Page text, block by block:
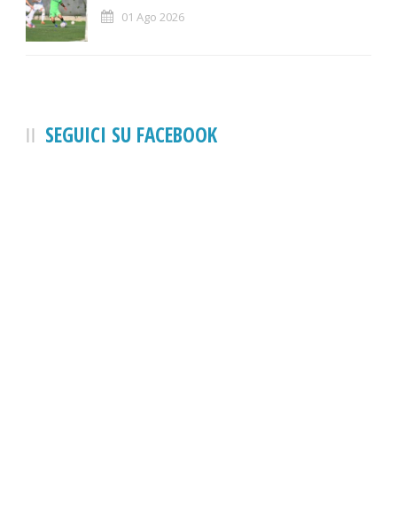
01 Ago 2026
SEGUICI SU FACEBOOK